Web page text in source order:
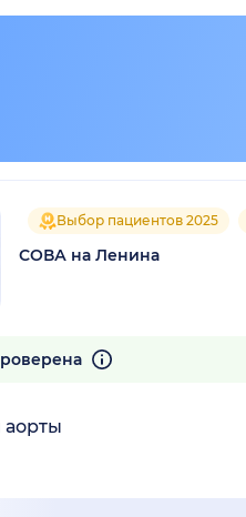
Выбор пациентов 2025
СОВА на Ленина